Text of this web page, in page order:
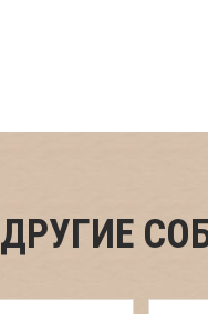
ДРУГИЕ